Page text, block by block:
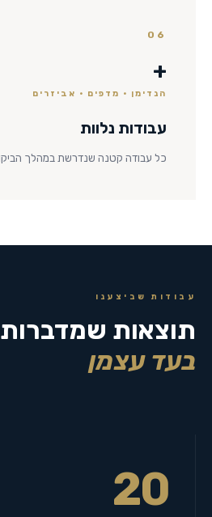
06
+
הנדימן · מדפים · אביזרים
עבודות נלוות
כל עבודה קטנה שנדרשת במהלך
עבודות שביצענו
תוצאות שמדברות
בעד עצמן
20